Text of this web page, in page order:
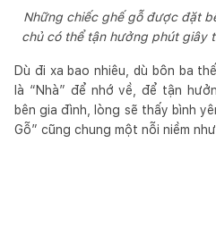
Những chiếc ghế gỗ được đặt
chủ có thể tận hưởng phút giây
Dù đi xa bao nhiêu, dù bôn ba
là “Nhà” để nhớ về, để tận
bên gia đình, lòng sẽ thấy bình
Gỗ” cũng chung một nỗi niềm